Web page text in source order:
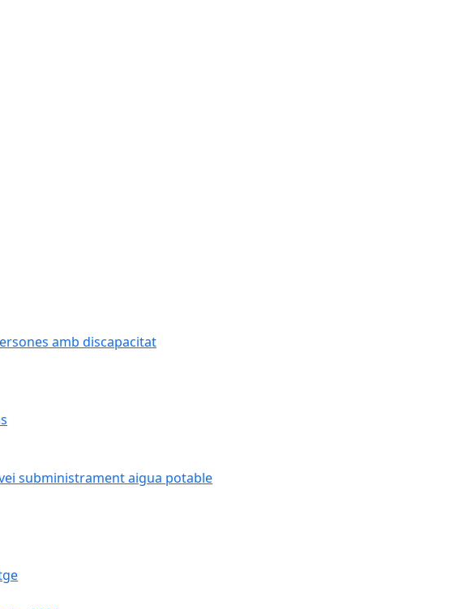
amb discapacitat
subministrament aigua potable